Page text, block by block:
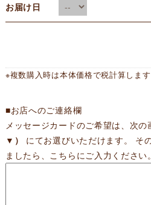
お届け日
※複数購入時は本体価格で税計算します
■お店へのご連絡欄
メッセージカードのご希望は、次の
▼）
にてお選びいただけます。 そ
ましたら、こちらにご入力ください。